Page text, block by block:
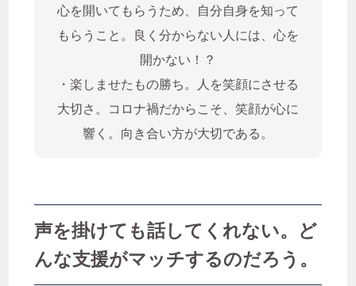
心を開いてもらうため、自分自身を知って
もらうこと。良く分からない人には、心を
開かない！？
・楽しませたもの勝ち。人を笑顔にさせる
大切さ。コロナ禍だからこそ、笑顔が心に
響く。向き合い方が大切である。
声を掛けても話してくれない。ど
んな支援がマッチするのだろう。